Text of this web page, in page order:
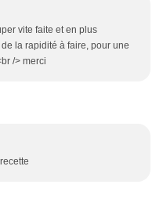
vite faite et en plus
la rapidité à faire, pour une
/> merci